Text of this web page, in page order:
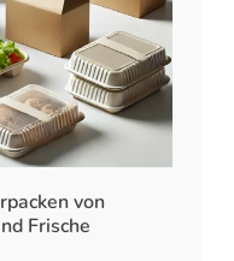
von
Frische